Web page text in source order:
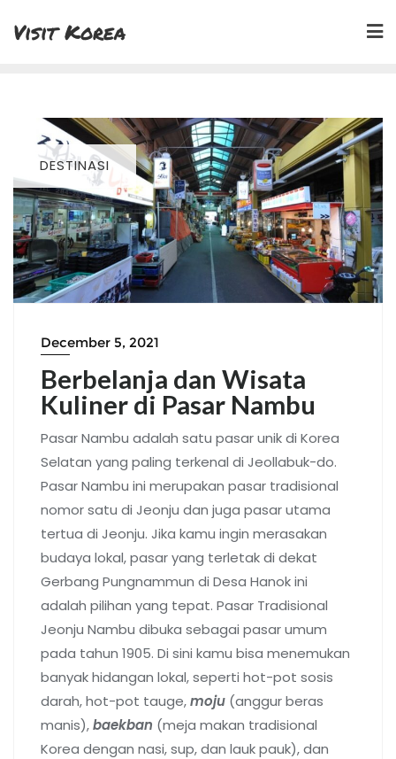
Visit Korea
DESTINASI
December 5, 2021
Berbelanja dan Wisata
Kuliner di Pasar Nambu
Pasar Nambu adalah satu pasar unik di Korea
Selatan yang paling terkenal di Jeollabuk-do.
Pasar Nambu ini merupakan pasar tradisional
nomor satu di Jeonju dan juga pasar utama
tertua di Jeonju. Jika kamu ingin merasakan
budaya lokal, pasar yang terletak di dekat
Gerbang Pungnammun di Desa Hanok ini
adalah pilihan yang tepat. Pasar Tradisional
Jeonju Nambu dibuka sebagai pasar umum
pada tahun 1905. Di sini kamu bisa menemukan
banyak hidangan lokal, seperti hot-pot sosis
darah, hot-pot tauge,moju (anggur beras
manis),baekban (meja makan tradisional
Korea dengan nasi, sup, dan lauk pauk), dan